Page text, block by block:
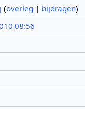
(overleg | bijdragen)
08:56